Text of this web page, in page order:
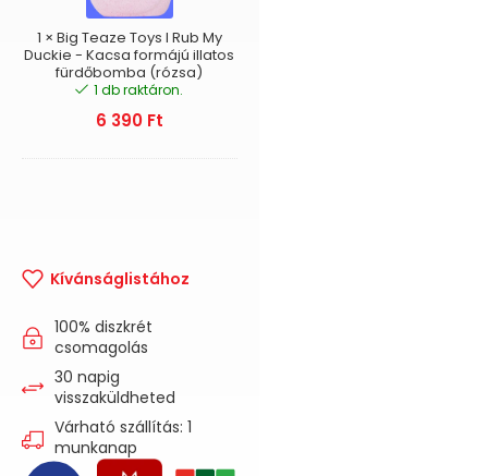
My
Duckie
-
Kacsa
formájú
illatos
1 × Big Teaze Toys I Rub My
Duckie - Kacsa formájú illatos
fürdőbomba (rózsa)
1 db raktáron.
6 390 Ft
Kívánságlistához
100% diszkrét
csomagolás
30 napig
visszaküldheted
Várható szállítás: 1
munkanap